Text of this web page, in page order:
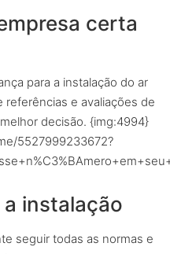
certa
para a instalação do ar
referências e avaliações de
decisão. {img:4994}
5527999233672?
instalação
seguir todas as normas e